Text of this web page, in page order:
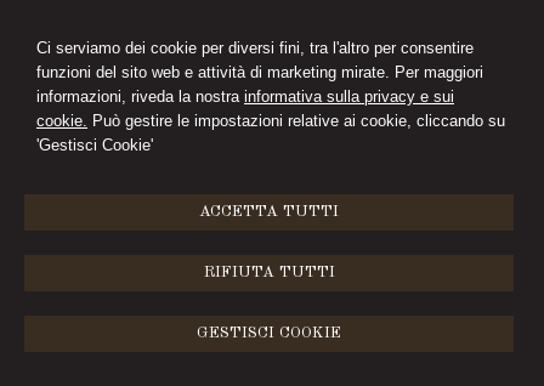
Ci serviamo dei cookie per diversi fini, tra l'altro per consentire
funzioni del sito web e attività di marketing mirate. Per maggiori
informazioni, riveda la nostra informativa sulla privacy e sui
cookie. Può gestire le impostazioni relative ai cookie, cliccando su
'Gestisci Cookie'
ACCETTA TUTTI
RIFIUTA TUTTI
GESTISCI COOKIE
D'ANTONIO
STUDIO LEGALE